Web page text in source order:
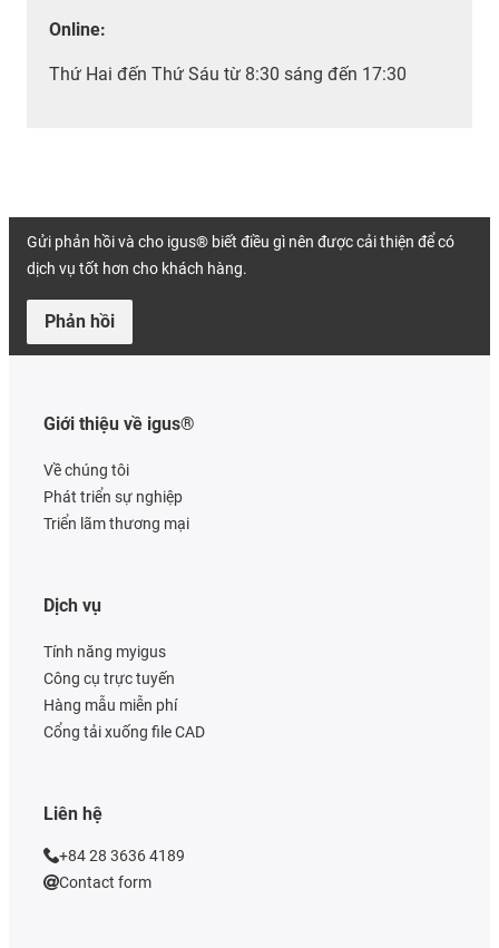
Online:
Thứ Hai đến Thứ Sáu từ 8:30 sáng đến 17:30
Gửi phản hồi và cho igus® biết điều gì nên được cải thiện để có
dịch vụ tốt hơn cho khách hàng.
Phản hồi
Giới thiệu về igus®
Về chúng tôi
Phát triển sự nghiệp
Triển lãm thương mại
Dịch vụ
Tính năng myigus
Công cụ trực tuyến
Hàng mẫu miễn phí
Cổng tải xuống file CAD
Liên hệ
+84 28 3636 4189
Contact form